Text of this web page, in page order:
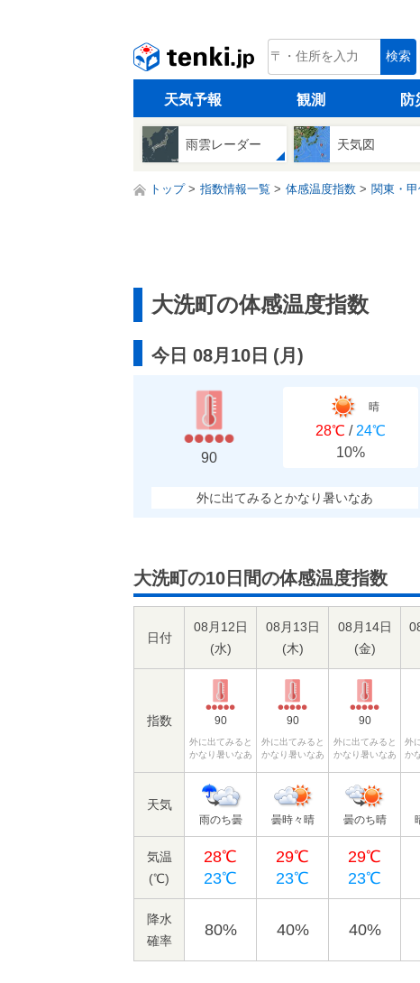
tenki.jp 検索
天気予報 観測 防
雨雲レーダー 天気図
トップ 指数情報一覧 体感温度指数 関東・
大洗町の体感温度指数
今日 08月10日 (月 )
90
晴
28℃ / 24℃
10%
外に出てみるとかなり暑いなあ
大洗町の10日間の体感温度指数
日付
08月12日
(水)
08月13日
(木)
08月14日
(金)
指数 90
外に出てみると
かなり暑いなあ
90
外に出てみると
かなり暑いなあ
90
外に出てみると
かなり暑いなあ
外
か
天気
雨のち曇 曇時々晴 曇のち晴
気温
(℃)
28℃
23℃
29℃
23℃
29℃
23℃
降水
確率
80% 40% 40%